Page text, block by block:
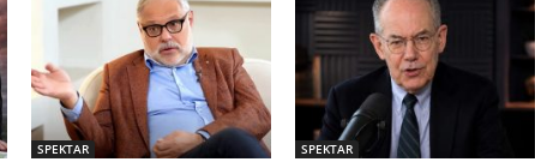
SPEKTAR SPEKTAR